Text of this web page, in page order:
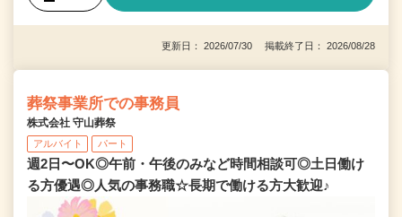
更新日： 2026/07/30 掲載終了日： 2026/08/28
葬祭事業所での事務員
株式会社 守山葬祭
アルバイト パート
週2日〜OK◎午前・午後のみなど時間相談可◎土日働け
る方優遇◎人気の事務職☆長期で働ける方大歓迎♪